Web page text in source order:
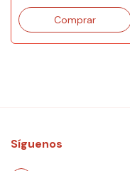
Síguenos